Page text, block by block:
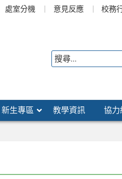
處室分機 意見反應 校務
新生專區 教學資訊 協力